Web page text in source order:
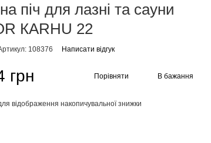
піч для лазні та сауни
КARHU 22
108376 Написати відгук
грн Порівняти В бажання
відображення накопичувальної знижки